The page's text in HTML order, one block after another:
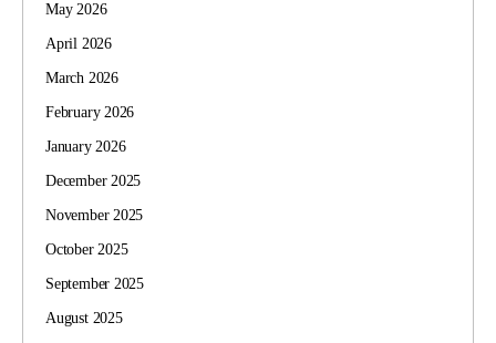
May 2026
April 2026
March 2026
February 2026
January 2026
December 2025
November 2025
October 2025
September 2025
August 2025